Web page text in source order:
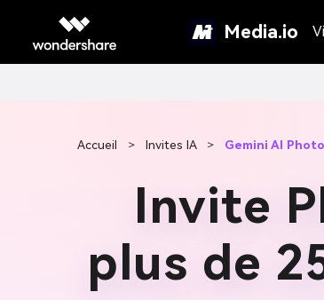
Media.io
Accueil > Invites IA > Gemini AI
Invite
plus de